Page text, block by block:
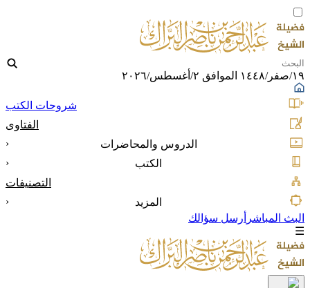
١٩/صفر/١٤٤٨ الموافق ٢/أغسطس/٢٠٢٦
شروحات الكتب
الفتاوى
الدروس والمحاضرات
‹
الكتب
‹
التصنيفات
المزيد
‹
البث المباشر أرسل سؤالك
☰